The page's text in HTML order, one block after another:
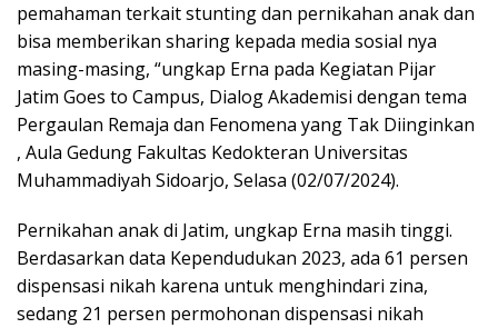
pemahaman terkait stunting dan pernikahan anak dan
bisa memberikan sharing kepada media sosial nya
masing-masing, “ungkap Erna pada Kegiatan Pijar
Jatim Goes to Campus, Dialog Akademisi dengan tema
Pergaulan Remaja dan Fenomena yang Tak Diinginkan
, Aula Gedung Fakultas Kedokteran Universitas
Muhammadiyah Sidoarjo, Selasa (02/07/2024).
Pernikahan anak di Jatim, ungkap Erna masih tinggi.
Berdasarkan data Kependudukan 2023, ada 61 persen
dispensasi nikah karena untuk menghindari zina,
sedang 21 persen permohonan dispensasi nikah